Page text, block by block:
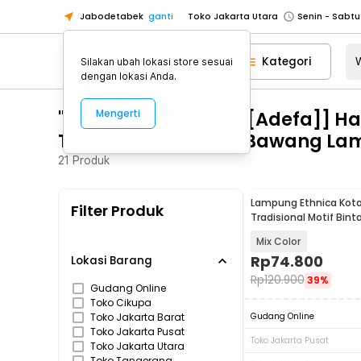
Jabodetabek ganti Toko Jakarta Utara
Toko Tangerang
Toko Cikupa
Pick n Go Jakarta Barat
Senin -
Pick n Go Bekasi
Senin - Jumat
Pick n Go Depok
Senin - Jumat
Senin -
Toko Jakarta Utara
Toko Cikupa
Pick n Go Jakarta Barat
Senin -
Senin - Jumat
Senin - Jumat
Kategori
"WA 0821 1305 0400 [[Adefa]]
Terpercaya Tulang Bawang
21 Produk
Filter Produk
Lokasi Barang
Gudang Online
Toko Cikupa
Toko Jakarta Barat
Toko Jakarta Pusat
Toko Jakarta Utara
Lampung Ethnica
Tradisional Motif
Mix Color
Rp74.800
Rp120.900 39%
Gudang Online
Toko Jakarta Pusat
Silakan ubah lokasi store sesuai
dengan lokasi Anda.
Mengerti